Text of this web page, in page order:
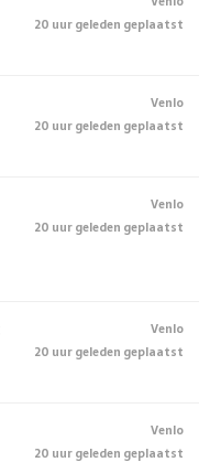
20 uur geleden geplaatst
Venlo
20 uur geleden geplaatst
Venlo
20 uur geleden geplaatst
Venlo
20 uur geleden geplaatst
Venlo
20 uur geleden geplaatst